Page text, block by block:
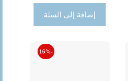
إضافة إلى السلة
-16%